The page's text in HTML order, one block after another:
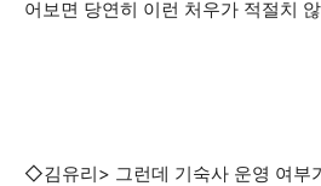
어보면 당연히 이런 처우가 적절치
◇김유리> 그런데 기숙사 운영 여부